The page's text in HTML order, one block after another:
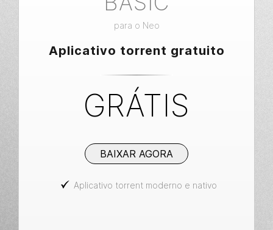
para o Neo
Aplicativo torrent gratuito
GRÁTIS
BAIXAR AGORA
Aplicativo torrent moderno e nativo